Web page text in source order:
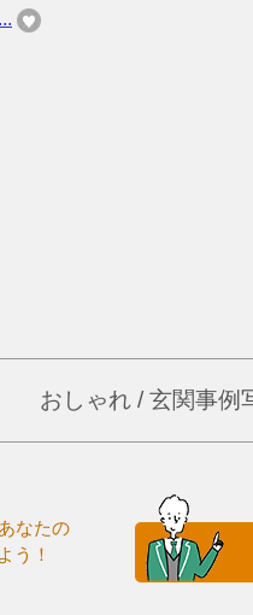
おしゃれ / 玄関事例
なたの
う！